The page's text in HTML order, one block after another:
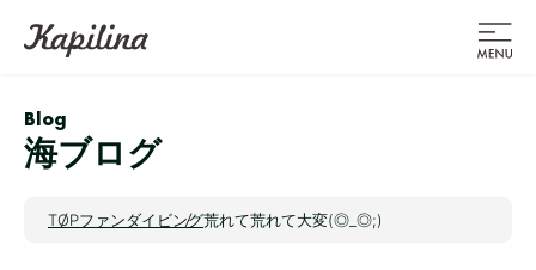
Blog
海ブログ
TOPファンダイビング荒れて荒れて大変(◎_◎;)